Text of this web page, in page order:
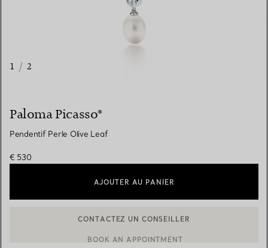
1 / 2
Paloma Picasso®
Pendentif Perle Olive Leaf
€ 530
AJOUTER AU PANIER